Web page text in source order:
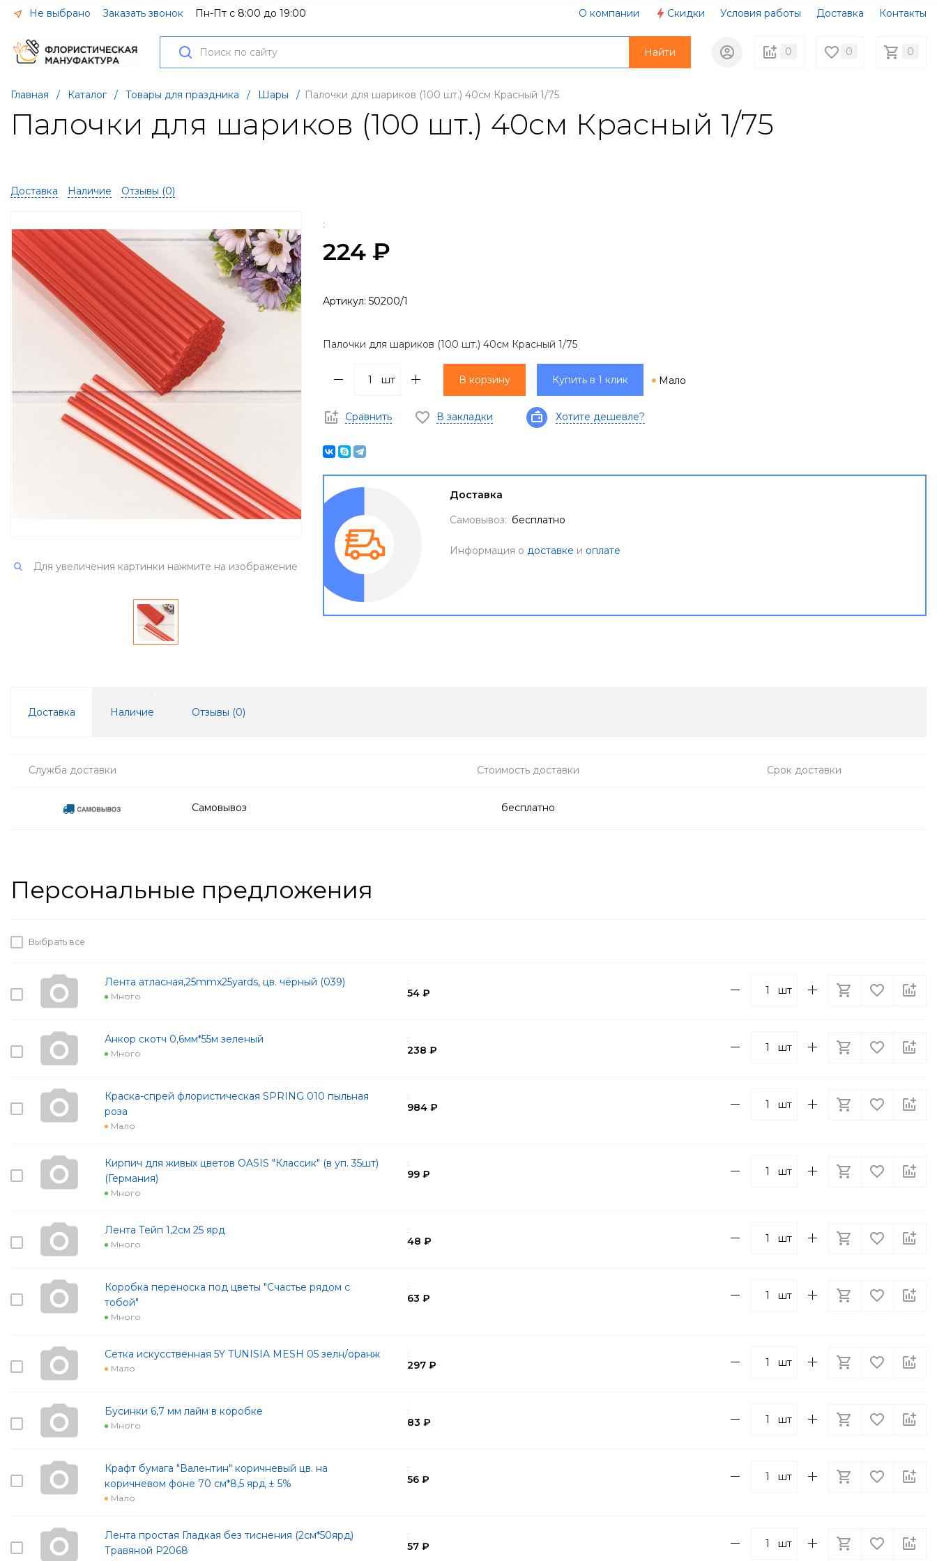
Не выбрано Заказать звонок Пн-Пт с 8:00 до 19:00 О компании Скидки Условия работы Доставка Контакты
0 0 0
Найти
Главная / Каталог / Товары для праздника / Шары / Палочки для шариков (100 шт.) 40см Красный 1/75
Палочки для шариков (100 шт.) 40см Красный 1/75
Доставка Наличие Отзывы (0)
Для увеличения картинки нажмите на изображение
:
224 ₽
Артикул: 50200/1
Палочки для шариков (100 шт.) 40см Красный 1/75
шт В корзину Купить в 1 клик Мало
Сравнить В закладки Хотите дешевле?
Доставка
Самовывоз: бесплатно
Информация о доставке и оплате
Доставка Наличие Отзывы (0)
Служба доставки Стоимость доставки Срок доставки
Самовывоз бесплатно
Персональные предложения
Выбрать все
Лента атласная,25mmx25yards, цв. чёрный (039)
Много
:
54 ₽ шт
Анкор скотч 0,6мм*55м зеленый
Много
:
238 ₽ шт
Краска-спрей флористическая SPRING 010 пыльная
роза
Мало
:
984 ₽ шт
Кирпич для живых цветов OASIS "Классик" (в уп. 35шт)
(Германия)
Много
:
99 ₽ шт
Лента Тейп 1,2см 25 ярд
Много
:
48 ₽ шт
Коробка переноска под цветы "Счастье рядом с
тобой"
Много
:
63 ₽ шт
Сетка искусственная 5Y TUNISIA MESH 05 зелн/оранж
Мало
:
297 ₽ шт
Бусинки 6,7 мм лайм в коробке
Много
:
83 ₽ шт
Крафт бумага "Валентин" коричневый цв. на
коричневом фоне 70 см*8,5 ярд ± 5%
Мало
:
56 ₽ шт
Лента простая Гладкая без тиснения (2см*50ярд)
Травяной Р2068
:
57 ₽ шт